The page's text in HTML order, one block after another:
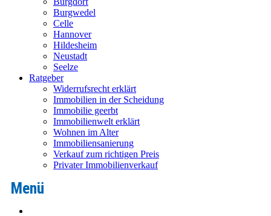
Burgwedel
Celle
Hannover
Hildesheim
Neustadt
Seelze
Ratgeber
Widerrufsrecht erklärt
Immobilien in der Scheidung
Immobilie geerbt
Immobilienwelt erklärt
Wohnen im Alter
Immobiliensanierung
Verkauf zum richtigen Preis
Privater Immobilienverkauf